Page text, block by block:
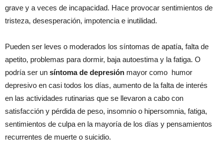
grave y a veces de incapacidad. Hace provocar sentimientos de
tristeza, desesperación, impotencia e inutilidad.
Pueden ser leves o moderados los síntomas de apatía, falta de
apetito, problemas para dormir, baja autoestima y la fatiga. O
podría ser un síntoma de depresión mayor como humor
depresivo en casi todos los días, aumento de la falta de interés
en las actividades rutinarias que se llevaron a cabo con
satisfacción y pérdida de peso, insomnio o hipersomnia, fatiga,
sentimientos de culpa en la mayoría de los días y pensamientos
recurrentes de muerte o suicidio.